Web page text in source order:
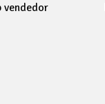
vendedor